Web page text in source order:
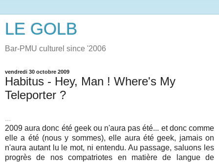
LE GOLB
Bar-PMU culturel since '2006
vendredi 30 octobre 2009
Habitus - Hey, Man ! Where's My
Teleporter ?
...
2009 aura donc été geek ou n'aura pas été... et donc comme
elle a été (nous y sommes), elle aura été geek, jamais on
n'aura autant lu le mot, ni entendu. Au passage, saluons les
progrès de nos compatriotes en matière de langue de